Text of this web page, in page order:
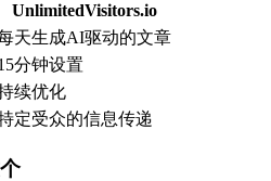
UnlimitedVisitors.io
天生成AI驱动的文章
分钟设置
续优化
定受众的信息传递